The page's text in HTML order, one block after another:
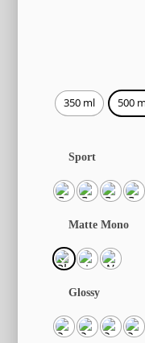
350 ml 500
Sport
Matte Mono
Glossy